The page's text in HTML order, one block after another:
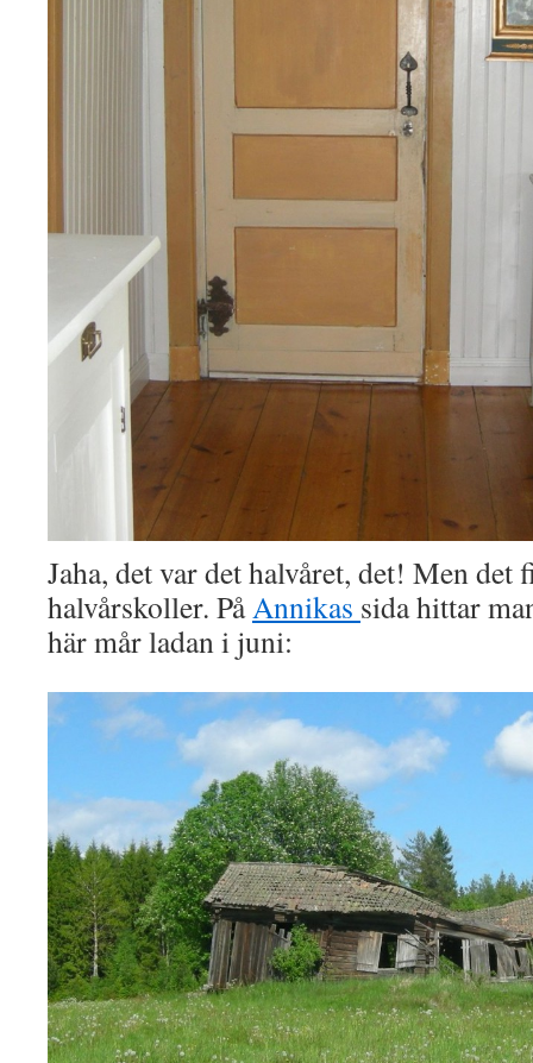
Jaha, det var det halvåret, det! Men det
halvårskoller. PåAnnikas sida hittar
här mår ladan i juni: